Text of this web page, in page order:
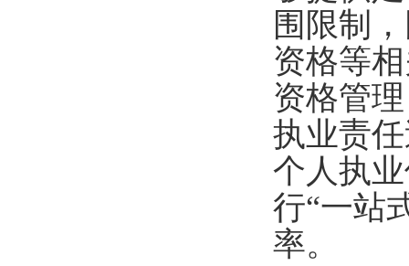
围限制
资格等
资格管
执业责
个人执
行“一站
率。